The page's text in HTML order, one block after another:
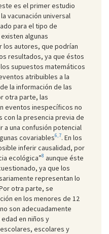
es el primer estudio
vacunación universal
para el tipo de
algunas
autores, que podrían
resultados, ya que éstos
supuestos matemáticos
atribuibles a la
la información de las
otra parte, las
eventos inespecíficos no
con la presencia previa de
a una confusión potencial
covariables6,7. En los
inferir causalidad, por
ecológica”8 aunque éste
ya que los
representan lo
otra parte, se
en los menores de 12
son adecuadamente
en niños y
escolares y